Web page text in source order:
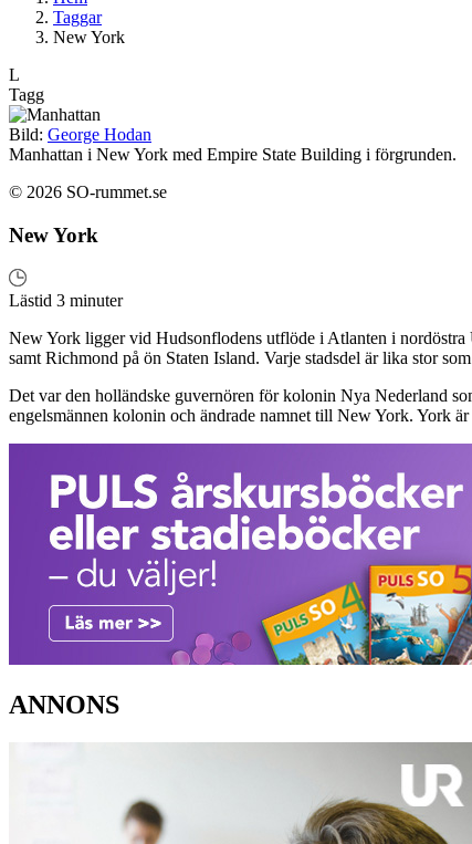
Taggar
New York
L
Tagg
Bild: George Hodan
Manhattan i New York med Empire State Building i förgrunden.
© 2026 SO-rummet.se
New York
Lästid 3 minuter
New York ligger vid Hudsonflodens utflöde i Atlanten i nordöstra
samt Richmond på ön Staten Island. Varje stadsdel är lika stor
Det var den holländske guvernören för kolonin Nya Nederland
engelsmännen kolonin och ändrade namnet till New York. York är
ANNONS